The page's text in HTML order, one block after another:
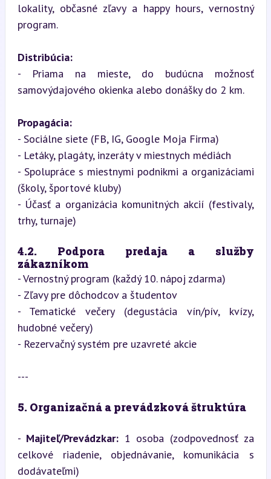
lokality, občasné zľavy a happy hours, vernostný
program.
Distribúcia:
- Priama na mieste, do budúcna možnosť
samovýdajového okienka alebo donášky do 2 km.
Propagácia:
- Sociálne siete (FB, IG, Google Moja Firma)
- Letáky, plagáty, inzeráty v miestnych médiách
- Spolupráce s miestnymi podnikmi a organizáciami
(školy, športové kluby)
- Účasť a organizácia komunitných akcií (festivaly,
trhy, turnaje)
4.2. Podpora predaja a služby
zákazníkom
- Vernostný program (každý 10. nápoj zdarma)
- Zľavy pre dôchodcov a študentov
- Tematické večery (degustácia vín/pív, kvízy,
hudobné večery)
- Rezervačný systém pre uzavreté akcie
---
5. Organizačná a prevádzková štruktúra
- Majiteľ/Prevádzkar: 1 osoba (zodpovednosť za
celkové riadenie, objednávanie, komunikácia s
dodávateľmi)